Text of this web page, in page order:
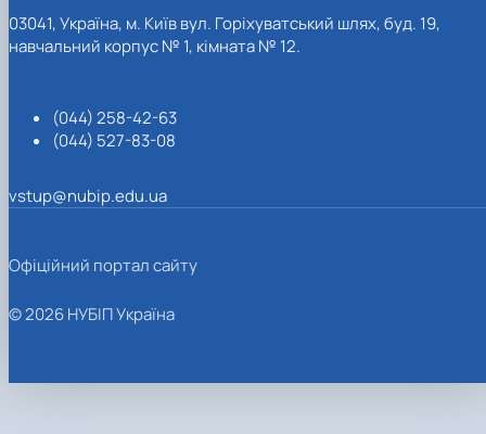
03041, Україна, м. Київ вул. Горіхуватський шлях, буд. 19,
навчальний корпус № 1, кімната № 12.
(044) 258-42-63
(044) 527-83-08
vstup@nubip.edu.ua
Офіційний портал сайту
© 2026 НУБІП Україна